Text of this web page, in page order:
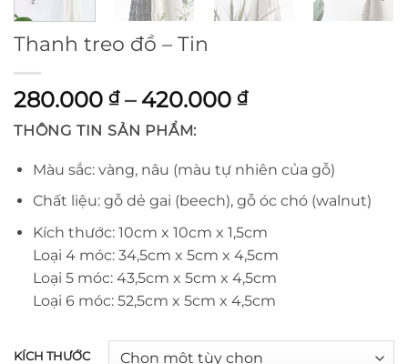
Thanh treo đồ – Tin
280.000 ₫ – 420.000 ₫Khoảng
280.000 ₫
đến
420.000 ₫
THÔNG TIN SẢN PHẨM:
Màu sắc: vàng, nâu (màu tự nhiên của gỗ)
Chất liệu: gỗ dẻ gai (beech), gỗ óc chó (walnut)
Kích thước: 10cm x 10cm x 1,5cm
Loại 4 móc: 34,5cm x 5cm x 4,5cm
Loại 5 móc: 43,5cm x 5cm x 4,5cm
Loại 6 móc: 52,5cm x 5cm x 4,5cm
KÍCH THƯỚC